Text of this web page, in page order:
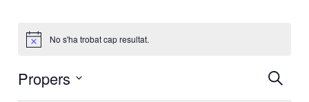
Notice No s'ha trobat cap resultat.
Cerca
Propers